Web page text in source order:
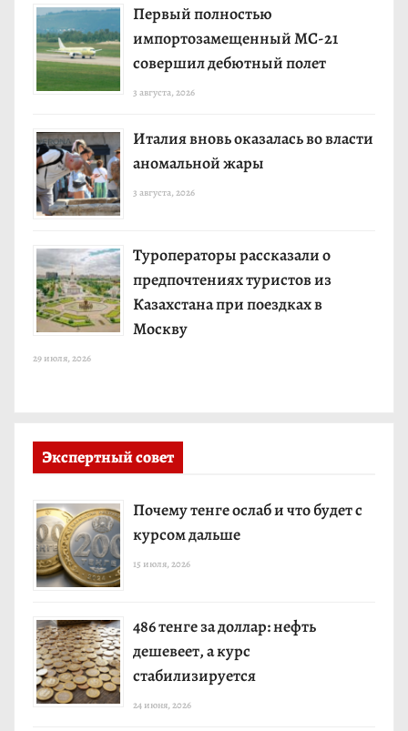
Первый полностью
импортозамещенный МС-21
совершил дебютный полет
3 августа, 2026
Италия вновь оказалась во власти
аномальной жары
3 августа, 2026
Туроператоры рассказали о
предпочтениях туристов из
Казахстана при поездках в
Москву
29 июля, 2026
Экспертный совет
Почему тенге ослаб и что будет с
курсом дальше
15 июля, 2026
486 тенге за доллар: нефть
дешевеет, а курс
стабилизируется
24 июня, 2026